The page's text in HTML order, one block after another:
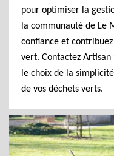
pour optimiser la
la communauté de Le
confiance et
vert. Contactez
le choix de la
de vos déchets verts.